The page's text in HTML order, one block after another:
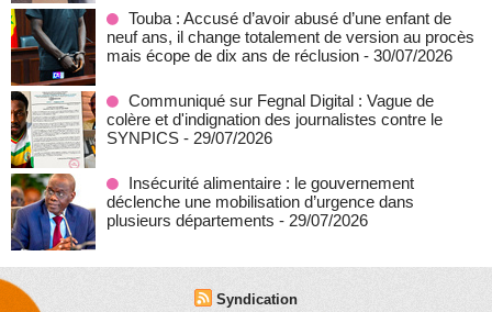
Touba : Accusé d’avoir abusé d’une enfant de
neuf ans, il change totalement de version au procès
mais écope de dix ans de réclusion - 30/07/2026
Communiqué sur Fegnal Digital : Vague de
colère et d'indignation des journalistes contre le
SYNPICS - 29/07/2026
Insécurité alimentaire : le gouvernement
déclenche une mobilisation d’urgence dans
plusieurs départements - 29/07/2026
Syndication